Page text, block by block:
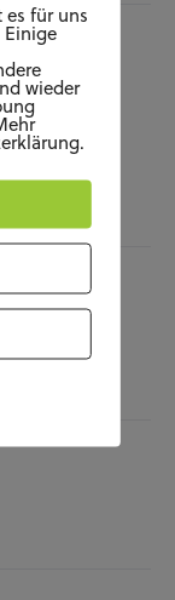
Beruf mit
es für uns
Einige
wieder